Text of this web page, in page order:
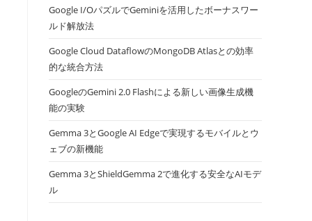
Google I/OパズルでGeminiを活用したボーナスワー
ルド解放法
Google Cloud DataflowのMongoDB Atlasとの効率
的な統合方法
GoogleのGemini 2.0 Flashによる新しい画像生成機
能の実験
Gemma 3とGoogle AI Edgeで実現するモバイルとウ
ェブの新機能
Gemma 3とShieldGemma 2で進化する安全なAIモデ
ル